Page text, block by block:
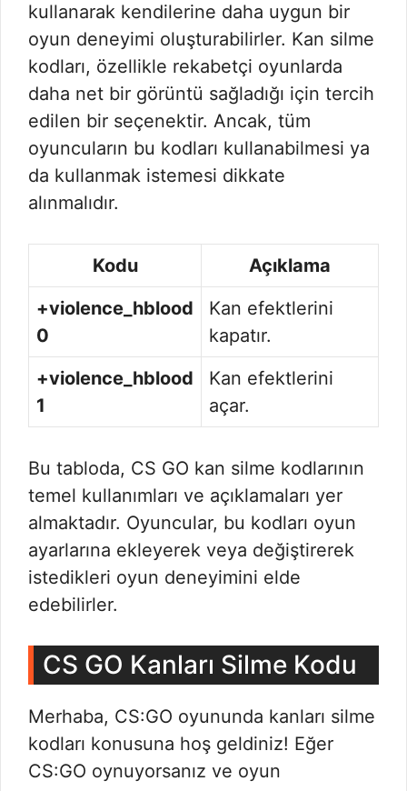
kullanarak kendilerine daha uygun bir
oyun deneyimi oluşturabilirler. Kan silme
kodları, özellikle rekabetçi oyunlarda
daha net bir görüntü sağladığı için tercih
edilen bir seçenektir. Ancak, tüm
oyuncuların bu kodları kullanabilmesi ya
da kullanmak istemesi dikkate
alınmalıdır.
Kodu
Açıklama
+violence_hblood
0
Kan efektlerini
kapatır.
+violence_hblood
1
Kan efektlerini
açar.
Bu tabloda, CS GO kan silme kodlarının
temel kullanımları ve açıklamaları yer
almaktadır. Oyuncular, bu kodları oyun
ayarlarına ekleyerek veya değiştirerek
istedikleri oyun deneyimini elde
edebilirler.
CS GO Kanları Silme Kodu
Merhaba, CS:GO oyununda kanları silme
kodları konusuna hoş geldiniz! Eğer
CS:GO oynuyorsanız ve oyun